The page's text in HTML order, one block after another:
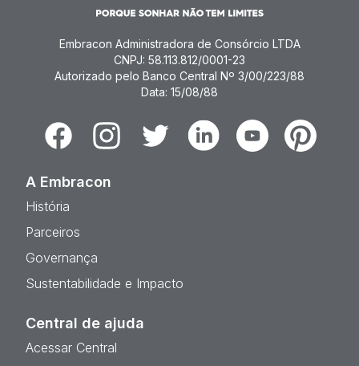
Embracon Administradora de Consórcio LTDA
CNPJ: 58.113.812/0001-23
Autorizado pelo Banco Central Nº 3/00/223/88
Data: 15/08/88
FacebookInstagramTwitter LinkedinYoutubePinterest
A Embracon
História
Parceiros
Governança
Sustentabilidade e Impacto
Central de ajuda
Acessar Central